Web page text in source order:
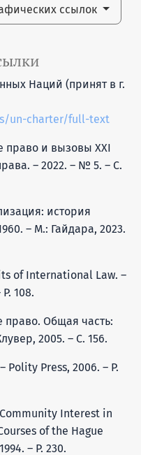
ссылок
Наций (принят в г.
un-charter/full-text
право и вызовы XXI
– 2022. – № 5. – С.
история
– М.: Гайдара, 2023.
of International Law. –
108.
Общая часть:
2005. – С. 156.
Polity Press, 2006. – P.
Interest in
of the Hague
– P. 230.